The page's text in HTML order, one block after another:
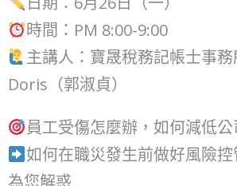
時間：PM 8:00-9:00
主講人：寶晟稅務記帳士事
Doris（郭淑貞）
員工受傷怎麼辦，如何減低公
如何在職災發生前做好風險
為您解惑